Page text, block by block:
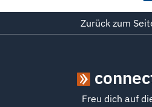
Zurück zum
Freu dich auf